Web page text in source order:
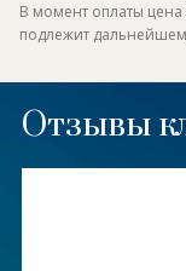
В момент оплаты цена
подлежит
Отзывы